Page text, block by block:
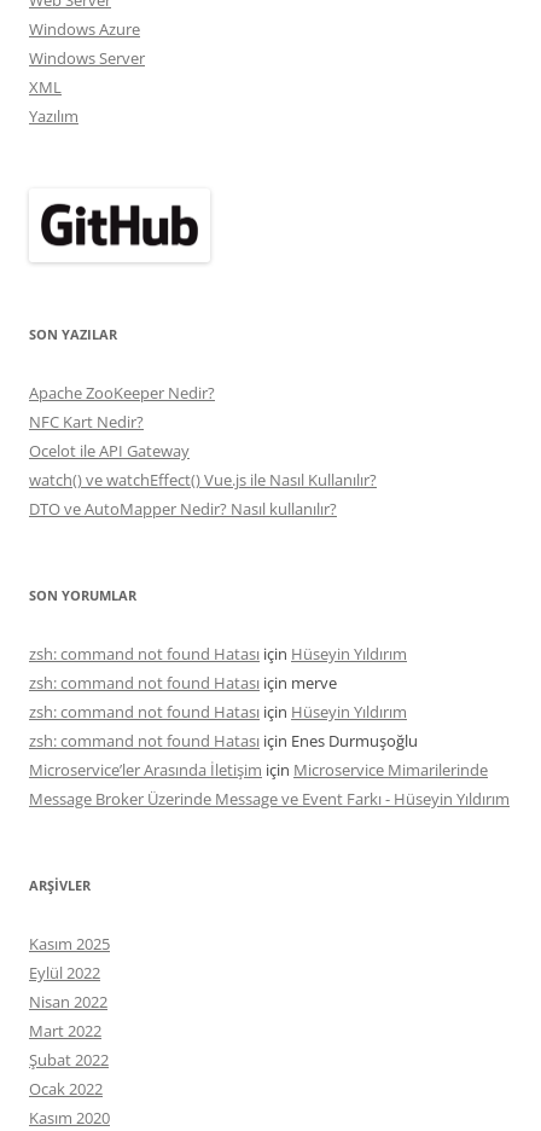
Windows Azure
Windows Server
XML
Yazılım
SON YAZILAR
Apache ZooKeeper Nedir?
NFC Kart Nedir?
Ocelot ile API Gateway
watch() ve watchEffect() Vue.js ile Nasıl Kullanılır?
DTO ve AutoMapper Nedir? Nasıl kullanılır?
SON YORUMLAR
zsh: command not found Hatası için Hüseyin Yıldırım
zsh: command not found Hatası için merve
zsh: command not found Hatası için Hüseyin Yıldırım
zsh: command not found Hatası için Enes Durmuşoğlu
Microservice’ler Arasında İletişim için Microservice Mimarilerinde
Message Broker Üzerinde Message ve Event Farkı - Hüseyin Yıldırım
ARŞIVLER
Kasım 2025
Eylül 2022
Nisan 2022
Mart 2022
Şubat 2022
Ocak 2022
Kasım 2020